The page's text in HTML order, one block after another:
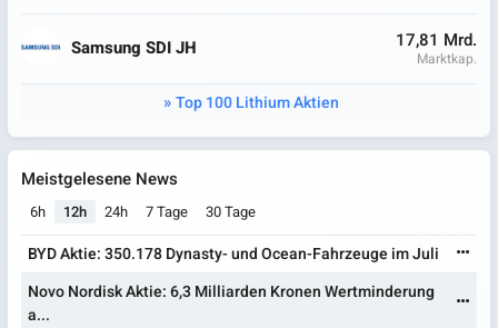
Samsung SDI JH 17,81 Mrd.
Marktkap.
Top 100 Lithium Aktien
Meistgelesene News
6h 12h 24h 7 Tage 30 Tage
BYD Aktie: 350.178 Dynasty- und Ocean-Fahrzeuge im Juli
Novo Nordisk Aktie: 6,3 Milliarden Kronen Wertminderung
a...